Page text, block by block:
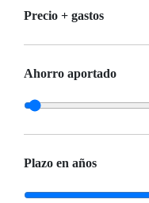
Precio + gastos
Ahorro aportado
Plazo en años